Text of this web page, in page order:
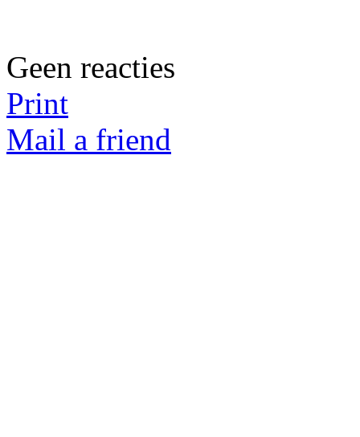
Geen reacties
Print
Mail a friend